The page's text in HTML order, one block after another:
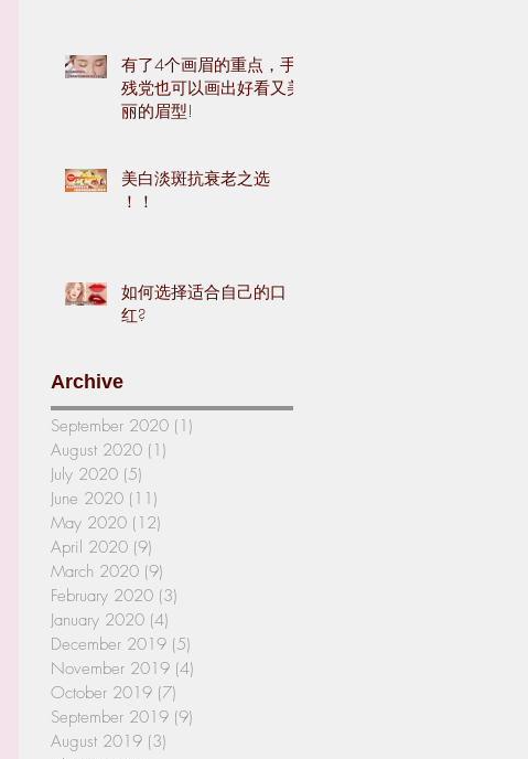
有了4个画眉的重点，手
残党也可以画出好看又美
丽的眉型!
美白淡斑抗衰老之选
！！
如何选择适合自己的口
红?
Archive
September 2020 (1)
August 2020 (1)
July 2020 (5)
June 2020 (11)
May 2020 (12)
April 2020 (9)
March 2020 (9)
February 2020 (3)
January 2020 (4)
December 2019 (5)
November 2019 (4)
October 2019 (7)
September 2019 (9)
August 2019 (3)